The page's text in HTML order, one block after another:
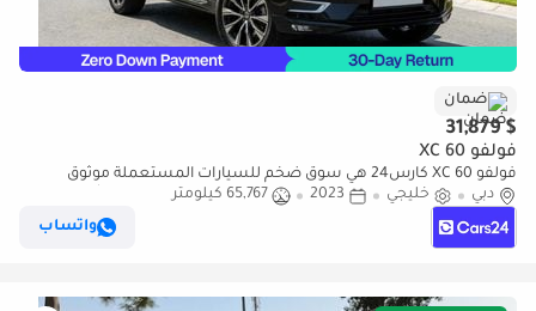
ضمان
$ 31,879
فولفو XC 60
فولفو XC 60 كارس24 هي سوق ضخم للسيارات المستعملة موثوق
ومضمون ٪كارس24 هي سوق ضخم للسيارات المستعملة موثوق
دبي خليجي 2023
65,767 كيلومتر
واتساب